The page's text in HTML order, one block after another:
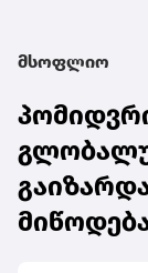
მსოფლიო